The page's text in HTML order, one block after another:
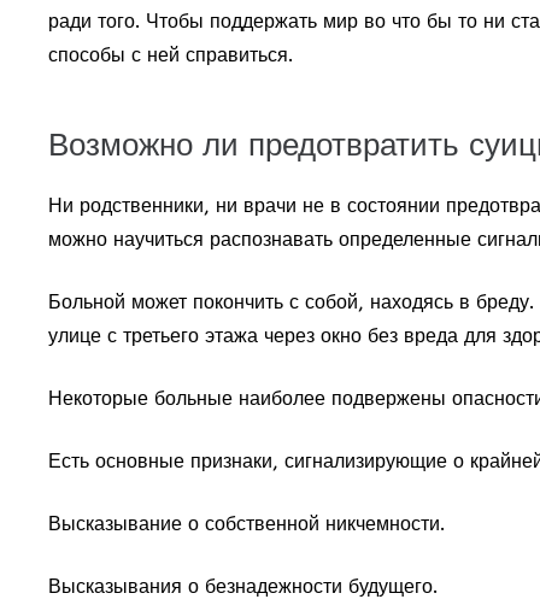
ради того. Чтобы поддержать мир во что бы то ни
способы с ней справиться.
Возможно ли предотвратить
Ни родственники, ни врачи не в состоянии
можно научиться распознавать определенные
Больной может покончить с собой, находясь в
улице с третьего этажа через окно без вреда для
Некоторые больные наиболее подвержены
Есть основные признаки, сигнализирующие о
Высказывание о собственной никчемности.
Высказывания о безнадежности будущего.